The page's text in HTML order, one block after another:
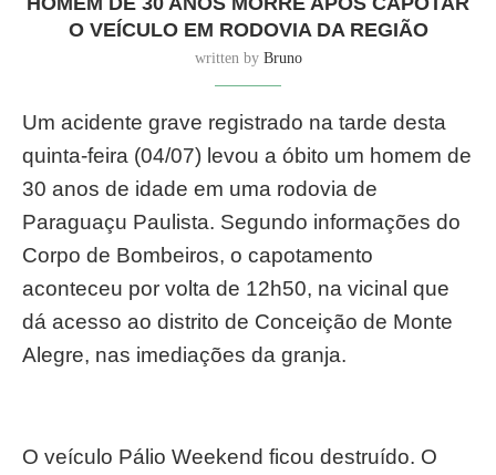
O VEÍCULO EM RODOVIA DA REGIÃO
written by Bruno
Um acidente grave registrado na tarde desta
quinta-feira (04/07) levou a óbito um homem de
30 anos de idade em uma rodovia de
Paraguaçu Paulista. Segundo informações do
Corpo de Bombeiros, o capotamento
aconteceu por volta de 12h50, na vicinal que
dá acesso ao distrito de Conceição de Monte
Alegre, nas imediações da granja.
O veículo Pálio Weekend ficou destruído. O